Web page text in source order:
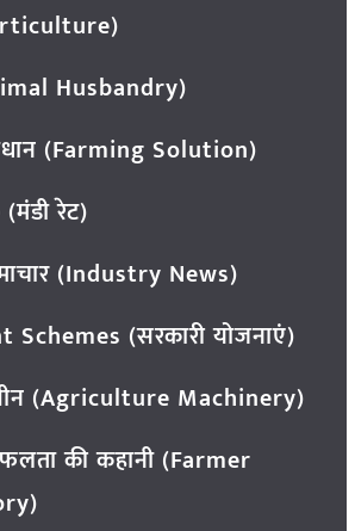
Husbandry)
(Farming Solution)
रेट)
(Industry News)
(सरकारी योजनाएं)
(Agriculture Machinery)
की कहानी (Farmer